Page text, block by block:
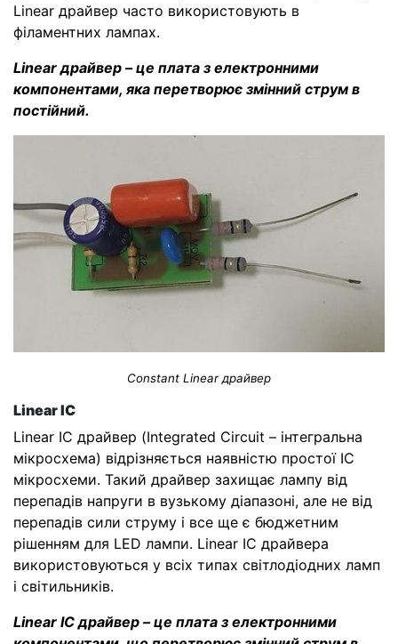
Linear драйвер часто використовують в
філаментних лампах.
Linear драйвер – це плата з електронними
компонентами, яка перетворює змінний струм в
постійний.
Constant Linear драйвер
Linear IC
Linear IC драйвер (Integrated Circuit – інтегральна
мікросхема) відрізняється наявністю простої IC
мікросхеми. Такий драйвер захищає лампу від
перепадів напруги в вузькому діапазоні, але не від
перепадів сили струму і все ще є бюджетним
рішенням для LED лампи. Linear IC драйвера
використовуються у всіх типах світлодіодних ламп
і світильників.
Linear IC драйвер – це плата з електронними